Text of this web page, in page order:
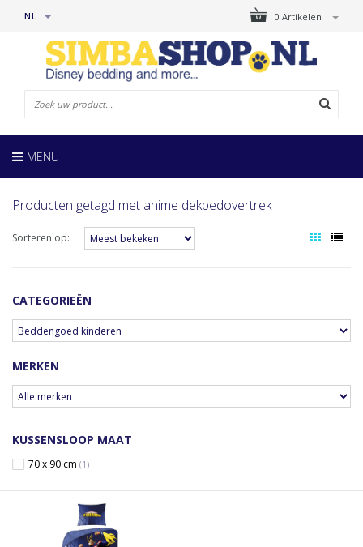
0 Artikelen
NL
MENU
Producten getagd met anime dekbedovertrek
Sorteren op:
CATEGORIEËN
MERKEN
KUSSENSLOOP MAAT
70 x 90 cm (1)